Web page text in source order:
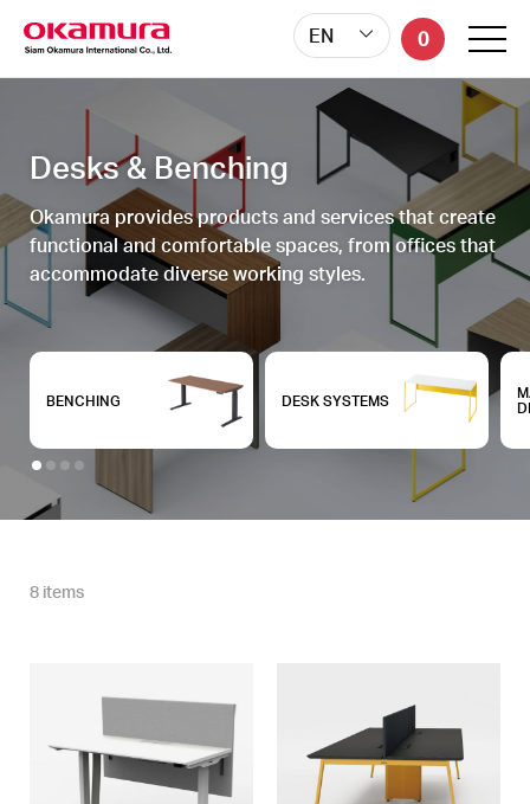
EN 0
EN 0
Desks & Benching
Okamura provides products and services that create
functional and comfortable spaces, from offices that
accommodate diverse working styles.
BENCHING DESK SYSTEMS
8 items